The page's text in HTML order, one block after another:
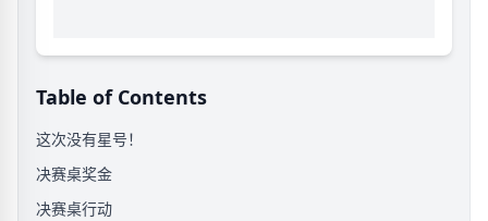
Table of Contents
这次没有星号！
决赛桌奖金
决赛桌行动